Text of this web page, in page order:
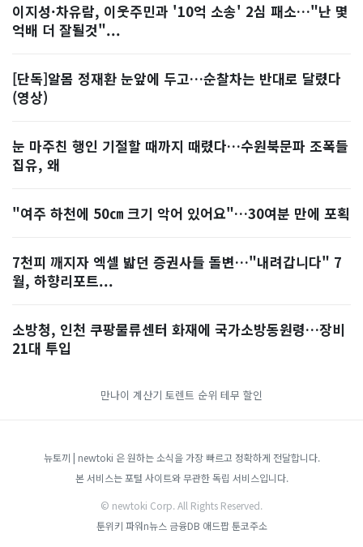
이지성·차유람, 이웃주민과 '10억 소송' 2심 패소…"난 몇
억배 더 잘될것"...
[단독]알몸 정재환 눈앞에 두고…순찰차는 반대로 달렸다
(영상)
눈 마주친 행인 기절할 때까지 때렸다…수원북문파 조폭들
집유, 왜
"여주 하천에 50㎝ 크기 악어 있어요"…30여분 만에 포획
7천피 깨지자 엑셀 밟던 증권사들 돌변…"내려갑니다" 7
월, 하향리포트...
소방청, 인천 쿠팡물류센터 화재에 국가소방동원령…장비
21대 투입
만나이 계산기 토렌트 순위 테무 할인
뉴토끼 | newtoki 은 원하는 소식을 가장 빠르고 정확하게 전달합니다.
본 서비스는 포털 사이트와 무관한 독립 서비스입니다.
© newtoki Corp. All Rights Reserved.
툰위키 파워n뉴스 금융DB 애드팝 툰코주소